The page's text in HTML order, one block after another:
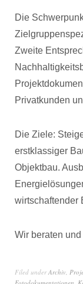
Die
Zweite
Privatkunden
Die Ziele:
erstklassiger
Objektbau.
wirtschaftender
Wir beraten
Filed underArchiv,